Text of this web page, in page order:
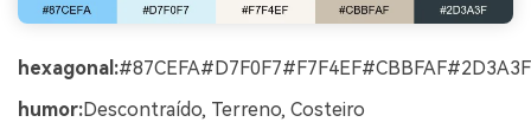
hexagonal:#87CEFA#D7F0F7#F7F4EF#CBBFAF#2D3A3F
humor:Descontraído, Terreno, Costeiro